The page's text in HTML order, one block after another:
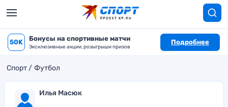
50K Бонусы на спортивные матчи
Эксклюзивные акции, розыгрыши призов
Подробнее
Спорт Футбол
Илья Масюк